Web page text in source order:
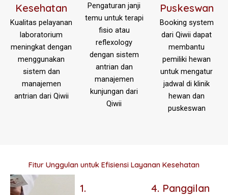
Kesehatan
Kualitas pelayanan
laboratorium
meningkat dengan
menggunakan
sistem dan
manajemen
antrian dari Qiwii
Pengaturan janji
temu untuk terapi
fisio atau
reflexology
dengan sistem
antrian dan
manajemen
kunjungan dari
Qiwii
Puskeswan
Booking system
dari Qiwii dapat
membantu
pemiliki hewan
untuk mengatur
jadwal di klinik
hewan dan
puskeswan
Fitur Unggulan untuk Efisiensi Layanan Kesehatan
1.
4. Panggilan